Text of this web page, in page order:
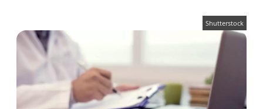
Shutterstock